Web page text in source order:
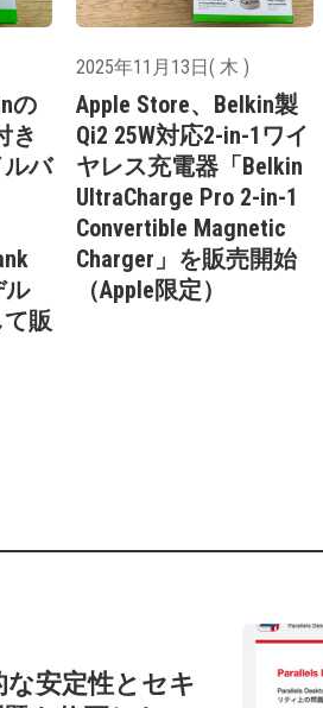
の
き
バ
ル
販
2025年11月13日( 木 )
Apple Store、Belkin製
Qi2 25W対応2-in-1ワイ
ヤレス充電器「Belkin
UltraCharge Pro 2-in-1
Convertible Magnetic
Charger」を販売開始
（Apple限定）
な安定性とセキ